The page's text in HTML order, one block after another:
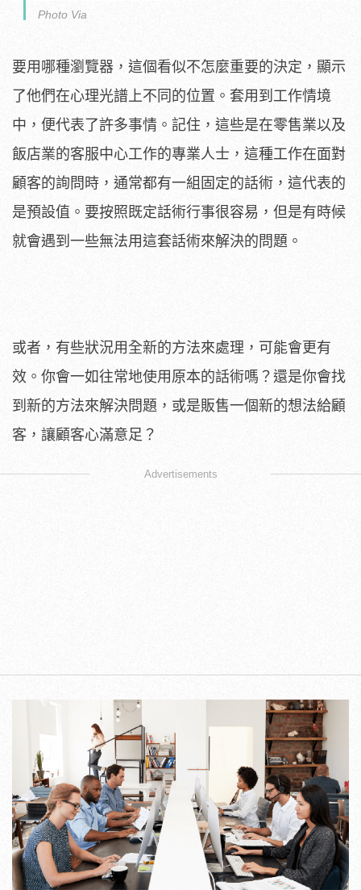
Photo Via
要用哪種瀏覽器，這個看似不怎麼重要的決定，顯示
了他們在心理光譜上不同的位置。套用到工作情境
中，便代表了許多事情。記住，這些是在零售業以及
飯店業的客服中心工作的專業人士，這種工作在面對
顧客的詢問時，通常都有一組固定的話術，這代表的
是預設值。要按照既定話術行事很容易，但是有時候
就會遇到一些無法用這套話術來解決的問題。
或者，有些狀況用全新的方法來處理，可能會更有
效。你會一如往常地使用原本的話術嗎？還是你會找
到新的方法來解決問題，或是販售一個新的想法給顧
客，讓顧客心滿意足？
Advertisements